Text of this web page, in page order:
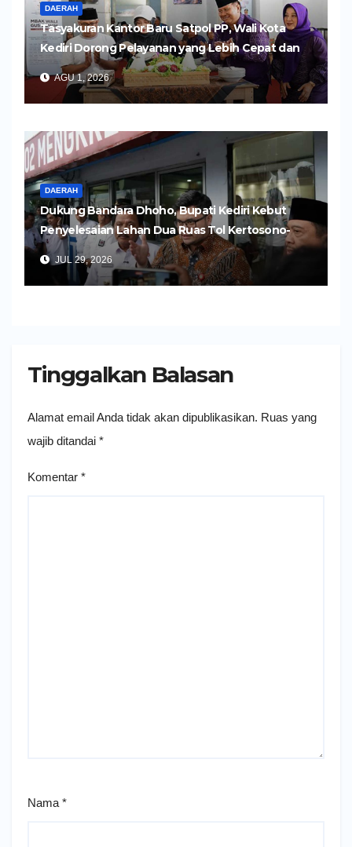
DAERAH
Tasyakuran Kantor Baru Satpol PP, Wali Kota
Kediri Dorong Pelayanan yang Lebih Cepat dan
Humanis
AGU 1, 2026
DAERAH
Dukung Bandara Dhoho, Bupati Kediri Kebut
Penyelesaian Lahan Dua Ruas Tol Kertosono-
Kediri
JUL 29, 2026
Tinggalkan Balasan
Alamat email Anda tidak akan dipublikasikan. Ruas yang
wajib ditandai *
Komentar *
Nama *